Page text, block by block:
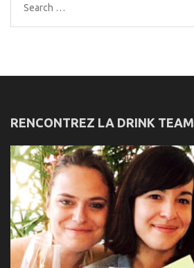
Search
for:
RENCONTREZ LA DRINK TEAM